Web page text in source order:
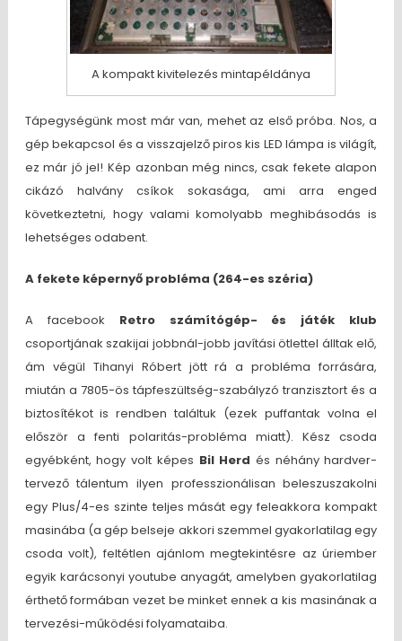
A kompakt kivitelezés mintapéldánya
Tápegységünk most már van, mehet az első próba. Nos, a
gép bekapcsol és a visszajelző piros kis LED lámpa is világít,
ez már jó jel! Kép azonban még nincs, csak fekete alapon
cikázó halvány csíkok sokasága, ami arra enged
következtetni, hogy valami komolyabb meghibásodás is
lehetséges odabent.
A fekete képernyő probléma (264-es széria)
A facebook Retro számítógép- és játék klub
csoportjának szakijai jobbnál-jobb javítási ötlettel álltak elő,
ám végül Tihanyi Róbert jött rá a probléma forrására,
miután a 7805-ös tápfeszültség-szabályzó tranzisztort és a
biztosítékot is rendben találtuk (ezek puffantak volna el
először a fenti polaritás-probléma miatt). Kész csoda
egyébként, hogy volt képes Bil Herd és néhány hardver-
tervező tálentum ilyen professzionálisan beleszuszakolni
egy Plus/4-es szinte teljes mását egy feleakkora kompakt
masinába (a gép belseje akkori szemmel gyakorlatilag egy
csoda volt), feltétlen ajánlom megtekintésre az úriember
egyik karácsonyi youtube anyagát, amelyben gyakorlatilag
érthető formában vezet be minket ennek a kis masinának a
tervezési-működési folyamataiba.